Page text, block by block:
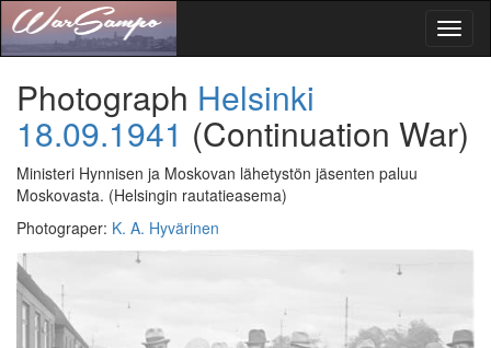
Photograph Helsinki
18.09.1941 (Continuation War)
Ministeri Hynnisen ja Moskovan lähetystön jäsenten paluu
Moskovasta. (Helsingin rautatieasema)
Photograper: K. A. Hyvärinen